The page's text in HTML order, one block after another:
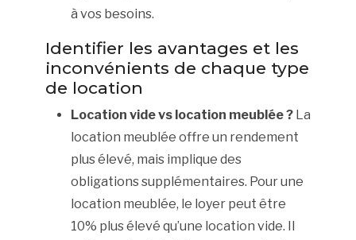
à vos besoins.
Identifier les avantages et les
inconvénients de chaque type
de location
Location vide vs location meublée ? La
location meublée offre un rendement
plus élevé, mais implique des
obligations supplémentaires. Pour une
location meublée, le loyer peut être
10% plus élevé qu’une location vide. Il